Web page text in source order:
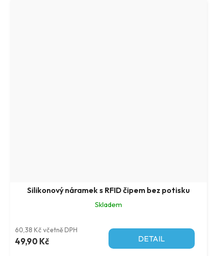
Silikonový náramek s RFID čipem bez potisku
Skladem
60,38 Kč včetně DPH
49,90 Kč DETAIL